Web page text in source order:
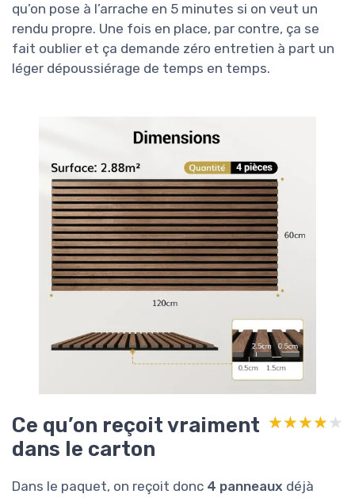
qu’on pose à l’arrache en 5 minutes si on veut un
rendu propre. Une fois en place, par contre, ça se
fait oublier et ça demande zéro entretien à part un
léger dépoussiérage de temps en temps.
Ce qu’on reçoit vraiment
dans le carton
★★★★★
★★★★★
Dans le paquet, on reçoit donc 4 panneaux déjà